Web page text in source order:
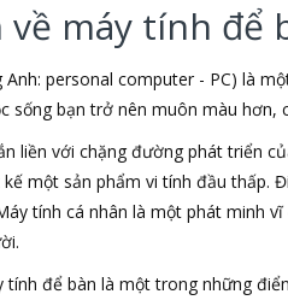
về máy tính để
Anh: personal computer - PC) là
sống bạn trở nên muôn màu
liền với chặng đường phát triển
một sản phẩm vi tính đầu thấp.
tính cá nhân là một phát minh
tính để bàn là một trong những